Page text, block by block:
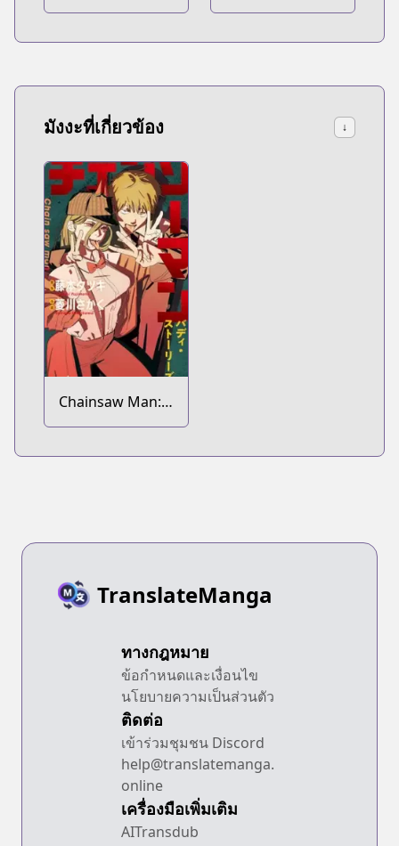
มังงะที่เกี่ยวข้อง ↓
Chainsaw Man:
Buddy Stories
TranslateManga
ทางกฎหมาย
ข้อกำหนดและเงื่อนไข
นโยบายความเป็นส่วนตัว
ติดต่อ
เข้าร่วมชุมชน Discord
help@translatemanga.
online
เครื่องมือเพิ่มเติม
AITransdub